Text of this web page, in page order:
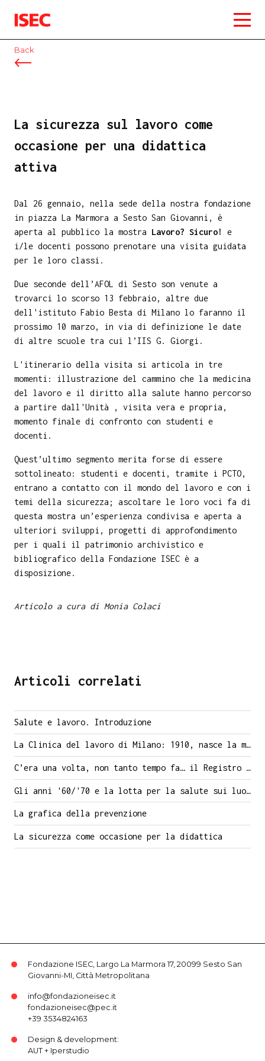
ISEC
Back
La sicurezza sul lavoro come
occasione per una didattica
attiva
Dal 26 gennaio, nella sede della nostra fondazione
in piazza La Marmora a Sesto San Giovanni, è
aperta al pubblico la mostra Lavoro? Sicuro!
e
i/le docenti possono prenotare una visita guidata
per le loro classi.
Due seconde dell’AFOL di Sesto son venute a
trovarci lo scorso 13 febbraio, altre due
dell'istituto Fabio Besta di Milano lo faranno il
prossimo 10 marzo, in via di definizione le date
di altre scuole tra cui l’IIS G. Giorgi.
L'itinerario della visita si articola in tre
momenti: illustrazione del cammino che la medicina
del lavoro e il diritto alla salute hanno percorso
a partire dall'Unità , visita vera e propria,
momento finale di confronto con studenti e
docenti.
Quest’ultimo segmento merita forse di essere
sottolineato: studenti e docenti, tramite i PCTO,
entrano a contatto con il mondo del lavoro e con i
temi della sicurezza; ascoltare le loro voci fa di
questa mostra un’esperienza condivisa e aperta a
ulteriori sviluppi, progetti di approfondimento
per i quali il patrimonio archivistico e
bibliografico della Fondazione ISEC è a
disposizione.
Articolo a cura di Monia Colaci
Articoli correlati
Salute e lavoro. Introduzione
La Clinica del lavoro di Milano: 1910, nasce la medicina del lavoro
C’era una volta, non tanto tempo fa… il Registro degli infortuni
Gli anni '60/'70 e la lotta per la salute sui luoghi di lavoro
La grafica della prevenzione
La sicurezza come occasione per la didattica
Fondazione ISEC, Largo La Marmora 17, 20099 Sesto San
Giovanni-MI, Città Metropolitana
info@fondazioneisec.it
fondazioneisec@pec.it
+39 3534824163
Design & development:
AUT+ Iperstudio